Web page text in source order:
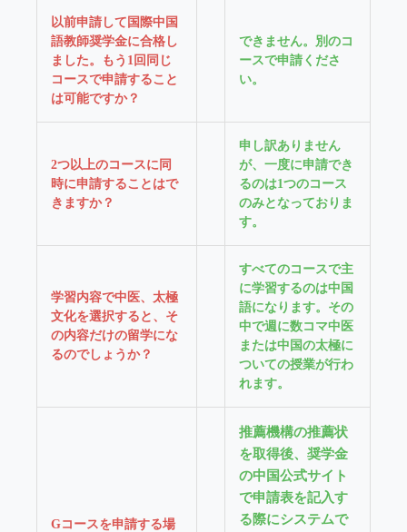
以前申請して国際中国
語教師奨学金に合格し
ました。もう1回同じ
コースで申請すること
は可能ですか？
できません。別のコ
ースで申請くださ
い。
2つ以上のコースに同
時に申請することはで
きますか？
申し訳ありません
が、一度に申請でき
るのは1つのコース
のみとなっておりま
す。
学習内容で中医、太極
文化を選択すると、そ
の内容だけの留学にな
るのでしょうか？
すべてのコースで主
に学習するのは中国
語になります。その
中で週に数コマ中医
または中国の太極に
ついての授業が行わ
れます。
Gコースを申請する場
推薦機構の推薦状
を取得後、奨学金
の中国公式サイト
で申請表を記入す
る際にシステムで